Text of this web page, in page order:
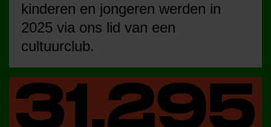
kinderen en jongeren werden in
2025 via ons lid van een
cultuurclub.